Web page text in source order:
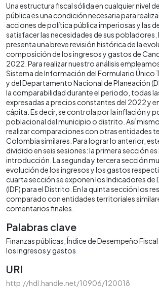
Una estructura fiscal sólida en cualquier nivel
pública es una condición necesaria para
acciones de política pública imperiosas y las
satisfacer las necesidades de sus
presenta una breve revisión histórica de la
composición de los ingresos y gastos de
2022. Para realizar nuestro análisis
Sistema de Información del Formulario Único
y del Departamento Nacional de Planeación
la comparabilidad durante el periodo, todas
expresadas a precios constantes del 2022 y
cápita. Es decir, se controla por la inflación y
poblacional del municipio o distrito. Así
realizar comparaciones con otras entidades
Colombia similares. Para lograr lo anterior,
dividido en seis sesiones: la primera sección
introducción. La segunda y tercera sección
evolución de los ingresos y los gastos
cuarta sección se exponen los Indicadores de
(IDF) para el Distrito. En la quinta sección los
comparado con entidades territoriales
comentarios finales.
Palabras clave
Finanzas públicas Índice de Desempeño Fiscal
los ingresos y gastos
URI
http://hdl.handle.net/10906/120018